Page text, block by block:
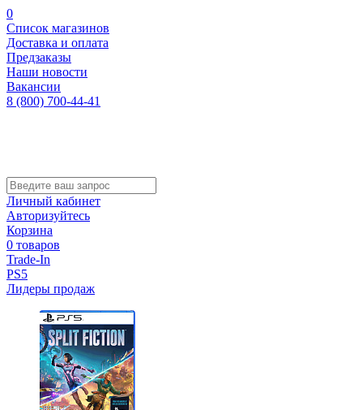
0
Список магазинов
Доставка и оплата
Предзаказы
Наши новости
Вакансии
8 (800) 700-44-41
Личный кабинет
Авторизуйтесь
Корзина
0 товаров
Trade-In
PS5
Лидеры продаж